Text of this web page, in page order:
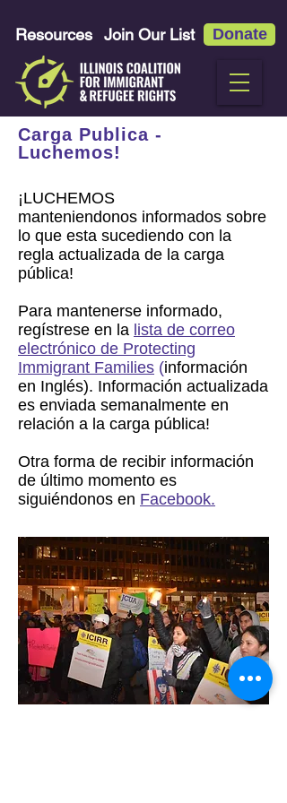
Resources Join Our List Donate
Carga Publica -
Luchemos!
¡LUCHEMOS
manteniendonos informados sobre
lo que esta sucediendo con la
regla actualizada de la carga
pública!
Para mantenerse informado,
regístrese en la lista de correo
electrónico de Protecting
Immigrant Families (información
en Inglés). Información actualizada
es enviada semanalmente en
relación a la carga pública!
Otra forma de recibir información
de último momento es
siguiéndonos en Facebook.